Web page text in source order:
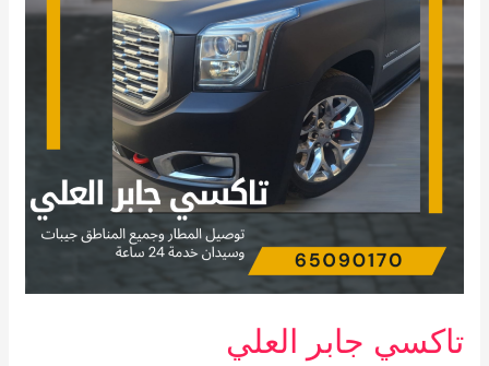
تاكسي جابر العلي